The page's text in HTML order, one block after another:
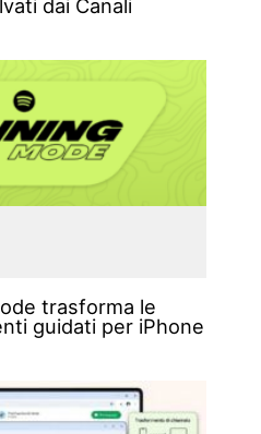
dai Canali
trasforma le
guidati per iPhone